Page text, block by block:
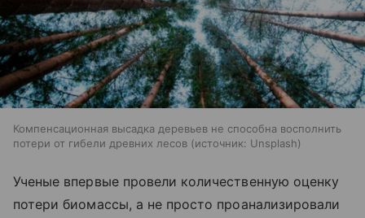
Компенсационная высадка деревьев не способна восполнить
потери от гибели древних лесов
источник: Unsplash
Ученые впервые провели количественную оценку
потери биомассы, а не просто проанализировали